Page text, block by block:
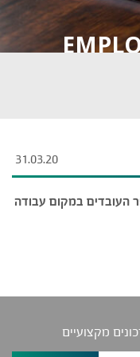
31.03.20
– הגבלת מספר העובדים במקום עבודה
מקצועיים